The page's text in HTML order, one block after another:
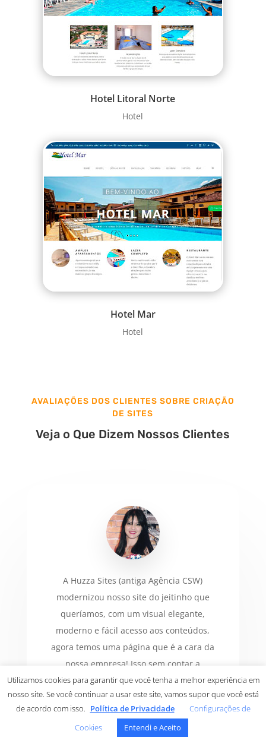
Hotel Litoral Norte
Hotel
Hotel Mar
Hotel
AVALIAÇÕES DOS CLIENTES SOBRE CRIAÇÃO
DE SITES
Veja o Que Dizem Nossos Clientes
A Huzza Sites (antiga Agência CSW)
modernizou nosso site do jeitinho que
queríamos, com um visual elegante,
moderno e fácil acesso aos conteúdos,
agora temos uma página que é a cara da
nossa empresa! Isso sem contar a
plataforma de e-mails, que nos auxiliou
muito nas contas de grande
armazenamento. Atendimento rápido e
prestativo, recomendamos com certeza! 🙂
Utilizamos cookies para garantir que você tenha a melhor experiência em
nosso site. Se você continuar a usar este site, vamos supor que você está
de acordo com isso. Política de Privacidade
Configurações de
Cookies
Entendi e Aceito